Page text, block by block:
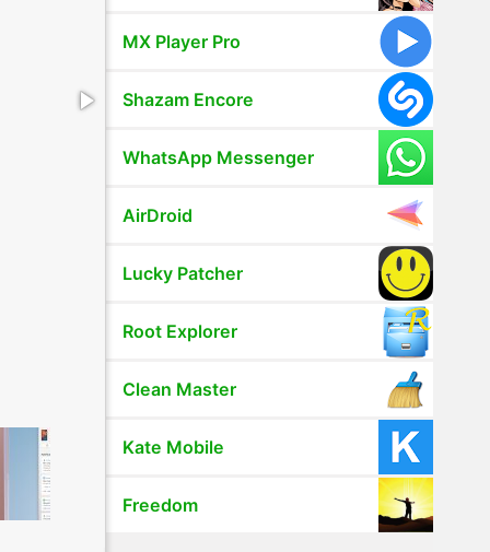
MX Player Pro
Shazam Encore
WhatsApp Messenger
AirDroid
Lucky Patcher
Root Explorer
Clean Master
Kate Mobile
Freedom